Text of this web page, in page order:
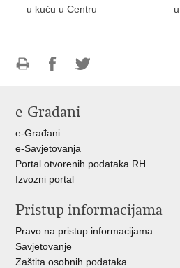
u kuću u Centru
FacebookuTwitteru
e-Građani
e-Građani
e-Savjetovanja
Portal otvorenih podataka RH
Izvozni portal
Pristup informacijama
Pravo na pristup informacijama
Savjetovanje
Zaštita osobnih podataka